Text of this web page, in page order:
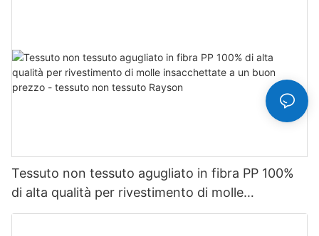
Tessuto non tessuto agugliato in fibra PP 100%
di alta qualità per rivestimento di molle
insacchettate a un buon prezzo - tessuto non